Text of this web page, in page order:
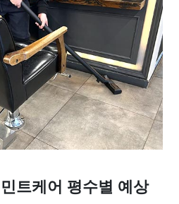
트케어 평수별 예상